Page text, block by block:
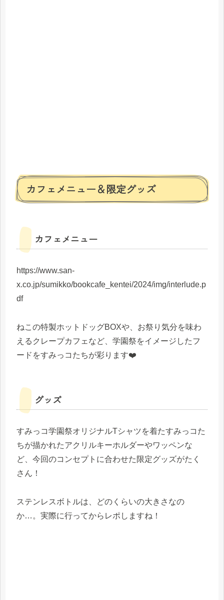
カフェメニュー＆限定グッズ
カフェメニュー
https://www.san-
x.co.jp/sumikko/bookcafe_kentei/2024/img/interlude.p
df
ねこの特製ホットドッグBOXや、お祭り気分を味わ
えるクレープカフェなど、学園祭をイメージしたフ
ードをすみっコたちが彩ります❤️
グッズ
すみっコ学園祭オリジナルTシャツを着たすみっコた
ちが描かれたアクリルキーホルダーやワッペンな
ど、今回のコンセプトに合わせた限定グッズがたく
さん！
ステンレスボトルは、どのくらいの大きさなの
か…。実際に行ってからレポしますね！